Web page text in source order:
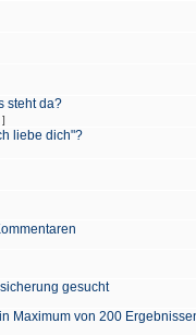
steht da?
]
liebe dich"?
gesucht
Maximum von 200